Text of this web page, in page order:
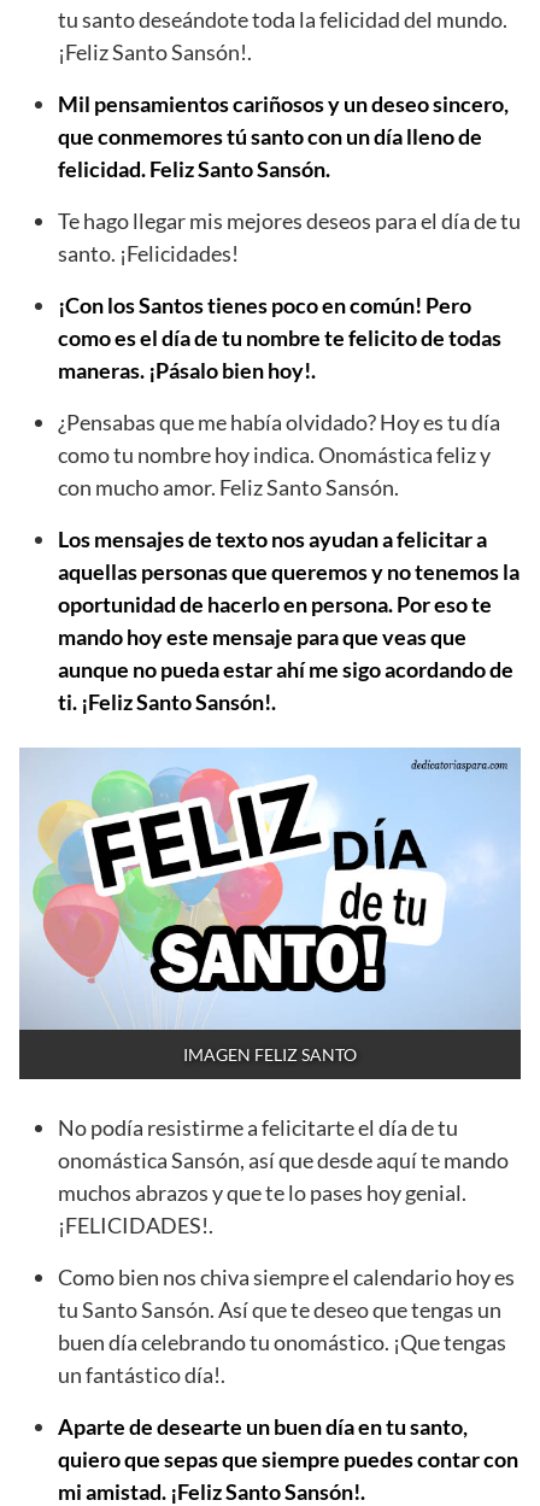
tu santo deseándote toda la felicidad del mundo.
¡Feliz Santo Sansón!.
Mil pensamientos cariñosos y un deseo sincero,
que conmemores tú santo con un día lleno de
felicidad. Feliz Santo Sansón.
Te hago llegar mis mejores deseos para el día de tu
santo. ¡Felicidades!
¡Con los Santos tienes poco en común! Pero
como es el día de tu nombre te felicito de todas
maneras. ¡Pásalo bien hoy!.
¿Pensabas que me había olvidado? Hoy es tu día
como tu nombre hoy indica. Onomástica feliz y
con mucho amor. Feliz Santo Sansón.
Los mensajes de texto nos ayudan a felicitar a
aquellas personas que queremos y no tenemos la
oportunidad de hacerlo en persona. Por eso te
mando hoy este mensaje para que veas que
aunque no pueda estar ahí me sigo acordando de
ti. ¡Feliz Santo Sansón!.
IMAGEN FELIZ SANTO
No podía resistirme a felicitarte el día de tu
onomástica Sansón, así que desde aquí te mando
muchos abrazos y que te lo pases hoy genial.
¡FELICIDADES!.
Como bien nos chiva siempre el calendario hoy es
tu Santo Sansón. Así que te deseo que tengas un
buen día celebrando tu onomástico. ¡Que tengas
un fantástico día!.
Aparte de desearte un buen día en tu santo,
quiero que sepas que siempre puedes contar con
mi amistad. ¡Feliz Santo Sansón!.